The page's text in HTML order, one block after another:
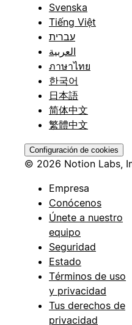
Svenska
Tiếng Việt
עברית
العربية
ภาษาไทย
한국어
日本語
简体中文
繁體中文
Configuración de cookies
© 2026 Notion Labs,
Empresa
Conócenos
Únete a nuestro
equipo
Seguridad
Estado
Términos de uso
y privacidad
Tus derechos de
privacidad